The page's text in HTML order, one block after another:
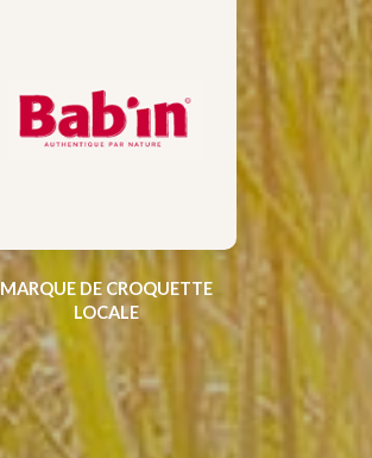
MARQUE DE CROQUETTE
LOCALE